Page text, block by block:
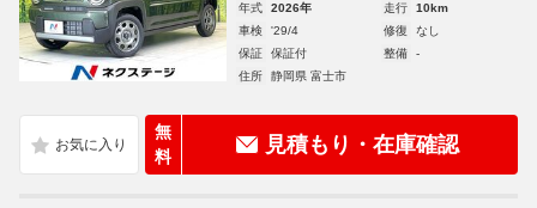
年式 2026年 走行
10km
車検
'29/4 修復
なし
保証
保証付 整備
-
住所
静岡県 富士市
無
料
見積もり・在庫確認